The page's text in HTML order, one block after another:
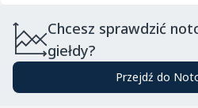
Chcesz sprawdzić
giełdy?
Przejdź do